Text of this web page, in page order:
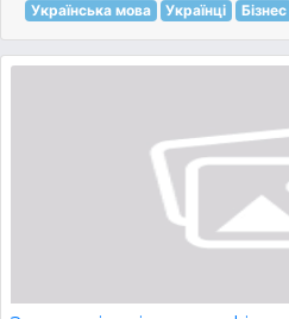
Українська мова Українці Бізнес